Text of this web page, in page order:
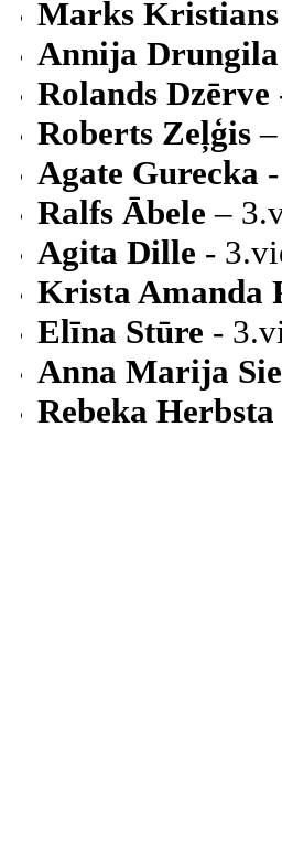
Marks Kristians
Annija Drungila
Rolands Dzērve
Roberts Zeļģis
Agate Gurecka
Ralfs Ābele –
Agita Dille -
Krista Amanda
Elīna Stūre -
Anna Marija
Rebeka Herbsta